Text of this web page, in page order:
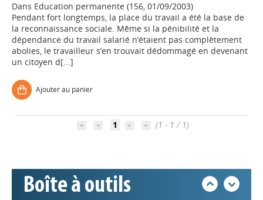
Dans Education permanente (156, 01/09/2003)
Pendant fort longtemps, la place du travail a été la base de
la reconnaissance sociale. Même si la pénibilité et la
dépendance du travail salarié n’étaient pas complètement
abolies, le travailleur s’en trouvait dédommagé en devenant
un citoyen d[...]
Ajouter au panier
1 (1 - 1 / 1)
Boîte à outils
Appels à projets
Déposer une actu !
déconnecter)
Nos veilles Scoop.it